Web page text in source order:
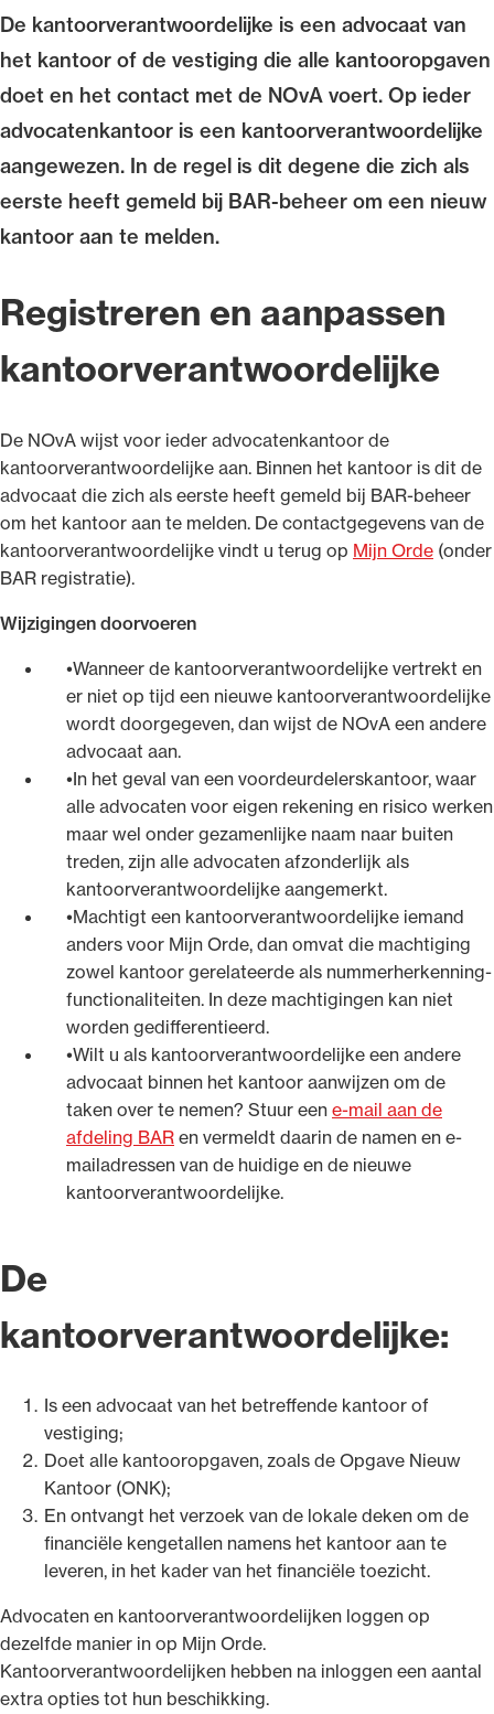
De kantoorverantwoordelijke is een advocaat van
het kantoor of de vestiging die alle kantooropgaven
doet en het contact met de NOvA voert. Op ieder
advocatenkantoor is een kantoorverantwoordelijke
aangewezen. In de regel is dit degene die zich als
eerste heeft gemeld bij BAR-beheer om een nieuw
kantoor aan te melden.
Registreren en aanpassen
kantoorverantwoordelijke
De NOvA wijst voor ieder advocatenkantoor de
kantoorverantwoordelijke aan. Binnen het kantoor is dit de
advocaat die zich als eerste heeft gemeld bij BAR-beheer
om het kantoor aan te melden. De contactgegevens van de
kantoorverantwoordelijke vindt u terug op Mijn Orde (onder
BAR registratie).
Wijzigingen doorvoeren
Wanneer de kantoorverantwoordelijke vertrekt en
er niet op tijd een nieuwe kantoorverantwoordelijke
wordt doorgegeven, dan wijst de NOvA een andere
advocaat aan.
In het geval van een voordeurdelerskantoor, waar
alle advocaten voor eigen rekening en risico werken
maar wel onder gezamenlijke naam naar buiten
treden, zijn alle advocaten afzonderlijk als
kantoorverantwoordelijke aangemerkt.
Machtigt een kantoorverantwoordelijke iemand
anders voor Mijn Orde, dan omvat die machtiging
zowel kantoor gerelateerde als nummerherkenning-
functionaliteiten. In deze machtigingen kan niet
worden gedifferentieerd.
Wilt u als kantoorverantwoordelijke een andere
advocaat binnen het kantoor aanwijzen om de
taken over te nemen? Stuur een e-mail aan de
afdeling BAR en vermeldt daarin de namen en e-
mailadressen van de huidige en de nieuwe
kantoorverantwoordelijke.
De
kantoorverantwoordelijke:
Is een advocaat van het betreffende kantoor of
vestiging;
Doet alle kantooropgaven, zoals de Opgave Nieuw
Kantoor (ONK);
En ontvangt het verzoek van de lokale deken om de
financiële kengetallen namens het kantoor aan te
leveren, in het kader van het financiële toezicht.
Advocaten en kantoorverantwoordelijken loggen op
dezelfde manier in op Mijn Orde.
Kantoorverantwoordelijken hebben na inloggen een aantal
extra opties tot hun beschikking.
Alle wet- en regelgeving voor de advocatuur.
Van de Advocatenwet tot de Verordening op
de advocatuur (Voda) en de Regeling op de
advocatuur (Roda).
Ondersteuning voor advocaten bij hun
beroepsuitoefening: van de advocatenpas tot
geheimhoudernummers.